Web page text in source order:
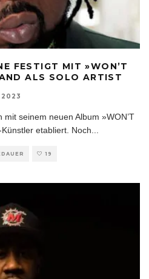
FESTIGT MIT »WON’T
ALS SOLO ARTIST
2023
seinem neuen Album »WON’T
etabliert. Noch
19